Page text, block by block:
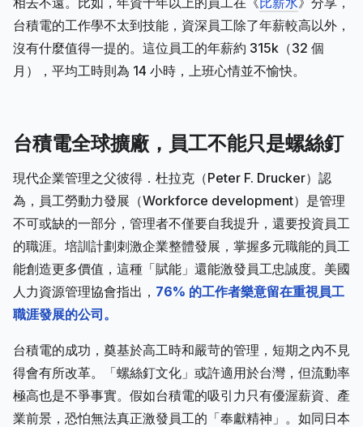
台積電的工作學不太到技能，資深員工除了年薪較高以外，
沒有什麼值得一提的。這位員工的年薪約 315k（32 個
月），平均工時則為 14 小時，上班心情並不愉快。
台積電全球擴廠，員工不能只是螺絲釘
現代企業管理之父彼得．杜拉克（Peter F. Drucker）認
為，員工勞動力發展（Workforce development）是管理
不可或缺的一部分，管理者不僅要自我提升，還要投資員工
的職涯。培訓計劃刺激企業整體發展，掌握多元職能的員工
能創造更多價值，這種「賦能」還能激發員工忠誠度。美國
人力資源管理協會指出， 76% 的工作者樂意留在重視員工
職涯發展的公司。
台積電的成功，奠基於高工時和嚴苛的管理，短期之內不見
得會有所改革。「螺絲釘文化」或許適用於台灣，但流動率
極高也是不爭事實。假如台積電的吸引力只有優渥薪資、產
業前景，恐怕無法真正激發員工的「奉獻精神」。如同日本